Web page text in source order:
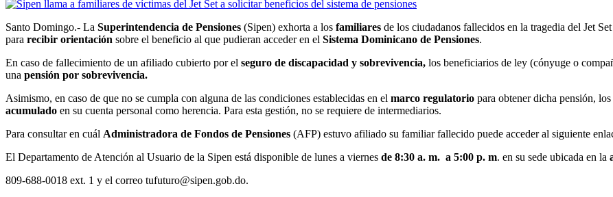
Santo Domingo.- La Superintendencia de Pensiones (Sipen) exhorta a los familiares de los ciudadanos fallecidos en la tragedia del Jet
para recibir orientación sobre el beneficio al que pudieran acceder en el Sistema Dominicano de Pensiones.
En caso de fallecimiento de un afiliado cubierto por el seguro de discapacidad y sobrevivencia, los beneficiarios de ley (cónyuge o
una pensión por sobrevivencia.
Asimismo, en caso de que no se cumpla con alguna de las condiciones establecidas en el marco regulatorio para obtener dicha pensión,
acumulado en su cuenta personal como herencia. Para esta gestión, no se requiere de intermediarios.
Para consultar en cuál Administradora de Fondos de Pensiones (AFP) estuvo afiliado su familiar fallecido puede acceder al siguiente
El Departamento de Atención al Usuario de la Sipen está disponible de lunes a viernes de 8:30 a. m. a 5:00 p. m. en su sede ubicada en la
809-688-0018 ext. 1 y el correo tufuturo@sipen.gob.do.